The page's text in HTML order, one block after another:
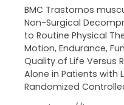
BMC Trastornos
Non-Surgical
to Routine Physical
Motion, Endurance,
Quality of Life Versus
Alone in Patients with
Randomized